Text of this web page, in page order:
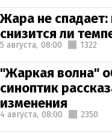
Жара не
снизится ли
5 августа, 08:00 1322
"Жаркая волна"
синоптик
изменения
4 августа, 08:00 2350